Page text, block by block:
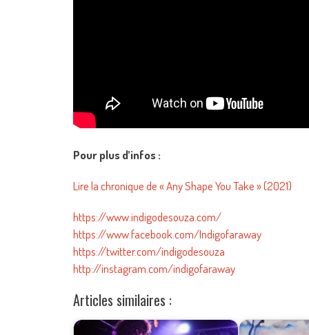
Pour plus d’infos :
Lire la chronique de « Any Shape You Take » (2021)
https://www.indigodesouza.com/​
https://www.facebook.com/Indigofaraway​
https://twitter.com/indigodesouza​
http://instagram.com/indigofaraway
Articles similaires :